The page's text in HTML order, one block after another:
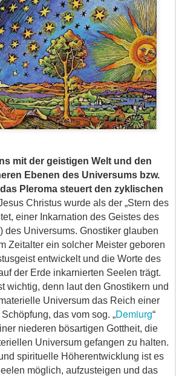
mit der geistigen Welt und den
Ebenen des Universums bzw.
Pleroma steuert den zyklischen
Christus wurde als der „Stern des
einer Inkarnation des Geistes des
des Universums. Gnostiker glauben
Zeitalter ein solcher Meister geboren
entwickelt und die Worte des
der Erde inkarnierten Seelen trägt.
wichtig, denn laut den Gnostikern und
Universum das Reich einer
das vom sog. „Demiurg“
niederen bösartigen Gottheit, die
Universum gefangen zu halten.
spirituelle Höherentwicklung ist es
möglich, aufzusteigen und das